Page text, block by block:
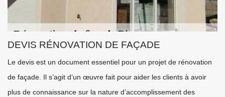
DEVIS RÉNOVATION DE FAÇADE
Le devis est un document essentiel pour un projet de rénovation
de façade. Il s’agit d’un œuvre fait pour aider les clients à avoir
plus de connaissance sur la nature d’accomplissement des